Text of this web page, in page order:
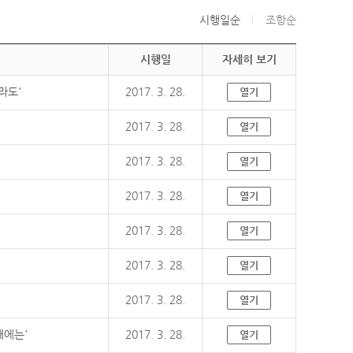
시행일순 조항순
시행일 자세히 보기
도' 2017. 3. 28. 열기
2017. 3. 28. 열기
2017. 3. 28. 열기
2017. 3. 28. 열기
2017. 3. 28. 열기
2017. 3. 28. 열기
2017. 3. 28. 열기
에는' 2017. 3. 28. 열기